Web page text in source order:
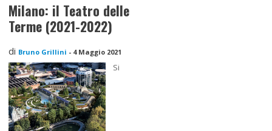
Milano: il Teatro delle
Terme (2021-2022)
di Bruno Grillini - 4 Maggio 2021
Si